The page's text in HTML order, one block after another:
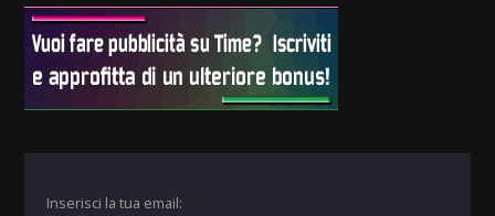
Inserisci la tua email: